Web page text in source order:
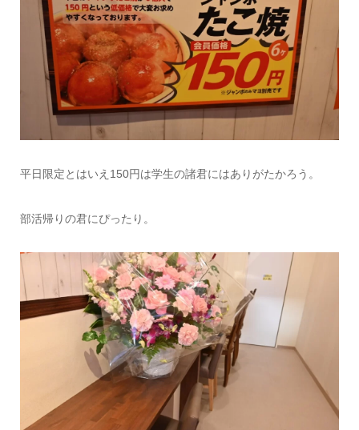
平日限定とはいえ150円は学生の諸君にはありがたかろう。
部活帰りの君にぴったり。